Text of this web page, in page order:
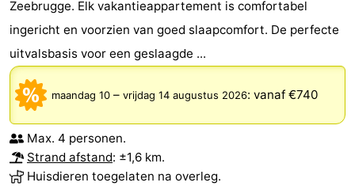
Zeebrugge. Elk vakantieappartement is comfortabel
ingericht en voorzien van goed slaapcomfort. De perfecte
uitvalsbasis voor een geslaagde ...
maandag 10 – vrijdag 14 augustus 2026: vanaf €740
Max. 4 personen.
Strand afstand: ±1,6 km.
Huisdieren toegelaten na overleg.